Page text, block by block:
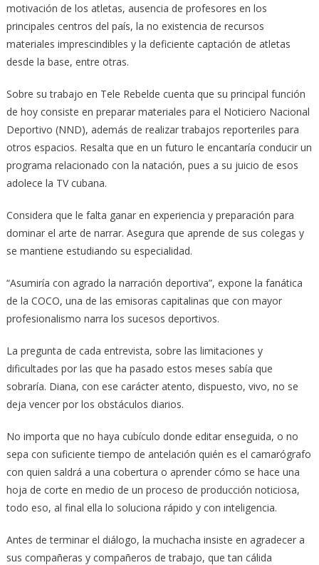
motivación de los atletas, ausencia de profesores en los
principales centros del país, la no existencia de recursos
materiales imprescindibles y la deficiente captación de atletas
desde la base, entre otras.
Sobre su trabajo en Tele Rebelde cuenta que su principal función
de hoy consiste en preparar materiales para el Noticiero Nacional
Deportivo (NND), además de realizar trabajos reporteriles para
otros espacios. Resalta que en un futuro le encantaría conducir un
programa relacionado con la natación, pues a su juicio de esos
adolece la TV cubana.
Considera que le falta ganar en experiencia y preparación para
dominar el arte de narrar. Asegura que aprende de sus colegas y
se mantiene estudiando su especialidad.
“Asumiría con agrado la narración deportiva”, expone la fanática
de la COCO, una de las emisoras capitalinas que con mayor
profesionalismo narra los sucesos deportivos.
La pregunta de cada entrevista, sobre las limitaciones y
dificultades por las que ha pasado estos meses sabía que
sobraría. Diana, con ese carácter atento, dispuesto, vivo, no se
deja vencer por los obstáculos diarios.
No importa que no haya cubículo donde editar enseguida, o no
sepa con suficiente tiempo de antelación quién es el camarógrafo
con quien saldrá a una cobertura o aprender cómo se hace una
hoja de corte en medio de un proceso de producción noticiosa,
todo eso, al final ella lo soluciona rápido y con inteligencia.
Antes de terminar el diálogo, la muchacha insiste en agradecer a
sus compañeras y compañeros de trabajo, que tan cálida